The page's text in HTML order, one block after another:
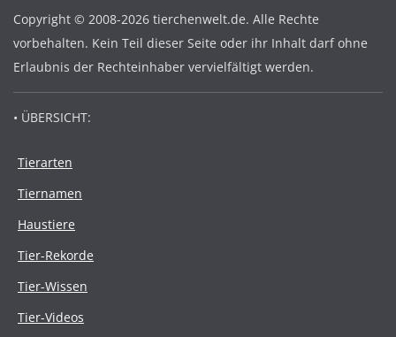
Copyright © 2008-2026 tierchenwelt.de. Alle Rechte
vorbehalten. Kein Teil dieser Seite oder ihr Inhalt darf ohne
Erlaubnis der Rechteinhaber vervielfältigt werden.
• ÜBERSICHT:
Tierarten
Tiernamen
Haustiere
Tier-Rekorde
Tier-Wissen
Tier-Videos